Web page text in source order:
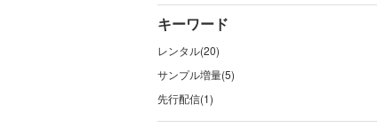
キーワード
レンタル(20)
サンプル増量(5)
先行配信(1)